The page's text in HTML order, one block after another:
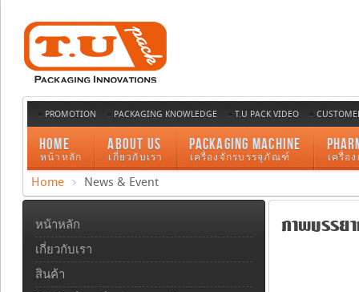
PROMOTION PACKAGING KNOWLEDGE T.U PACK VIDEO
HOME
หน้าหลัก
ABOUT US
เกี่ยวกับเรา
PACKAGING MACHINE
เครื่องจักรบรรจุภัณฑ์ เครื่อ
Home News & Event
ภาพบรรยาก
หน้าหลัก
เกี่ยวกับเรา
สินค้า